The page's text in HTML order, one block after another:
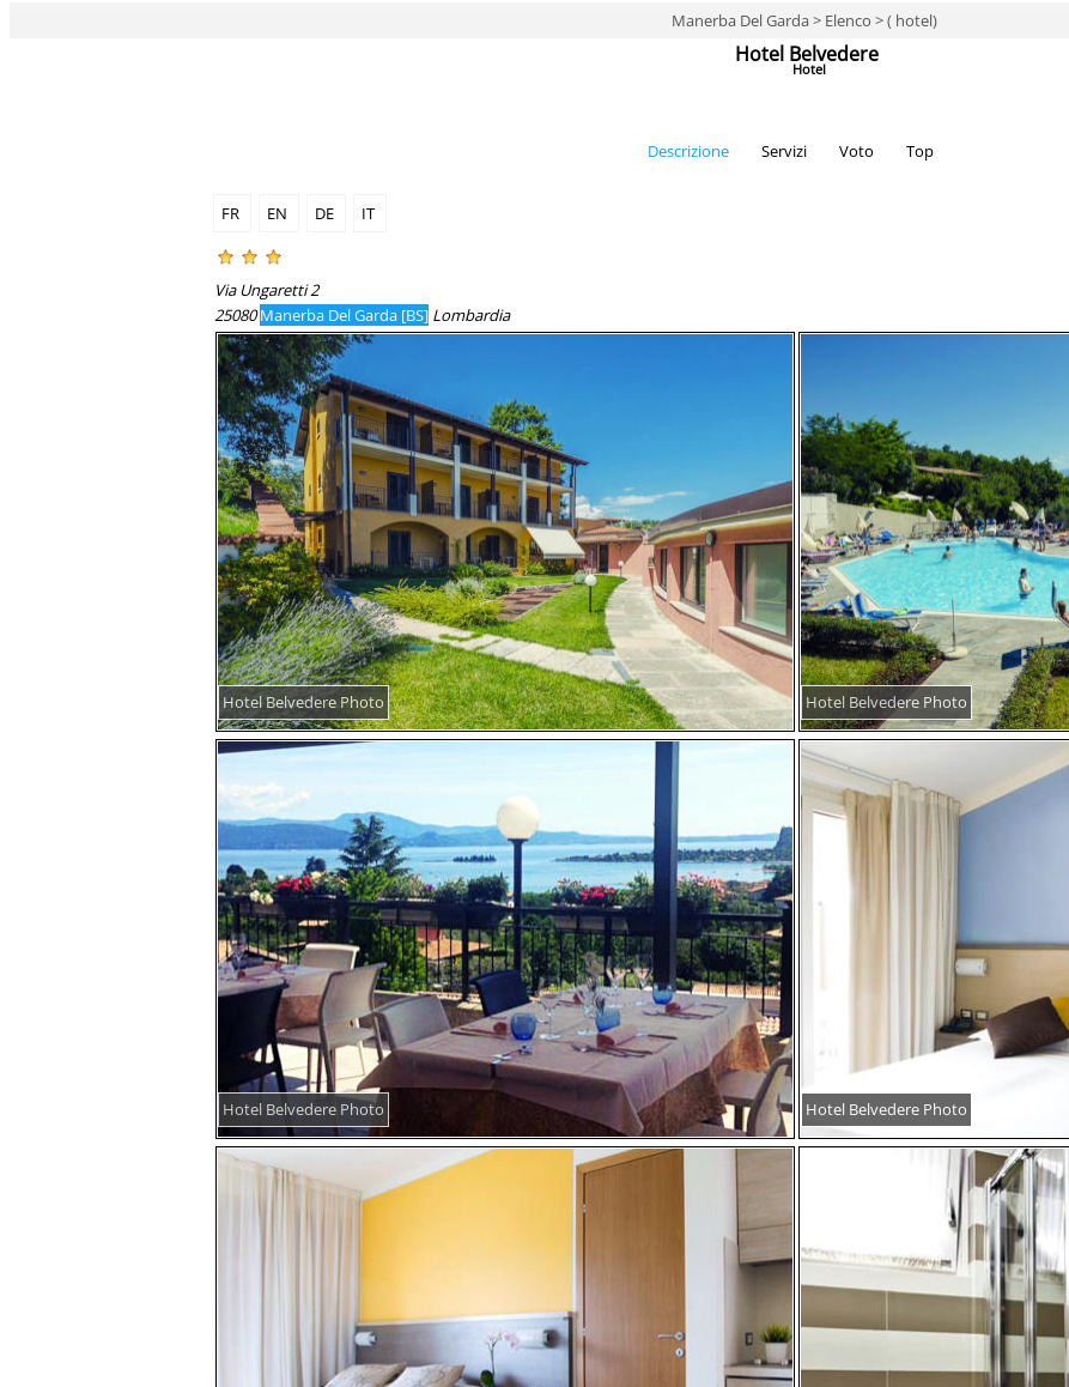
Manerba Del Garda > Elenco > ( hotel)
Hotel Belvedere
Hotel
Descrizione Servizi Voto Top
FR EN DE IT
Via Ungaretti 2
25080Manerba Del Garda [BS] Lombardia
Hotel Belvedere Photo Hotel Belvedere Photo
Hotel Belvedere Photo Hotel Belvedere Photo